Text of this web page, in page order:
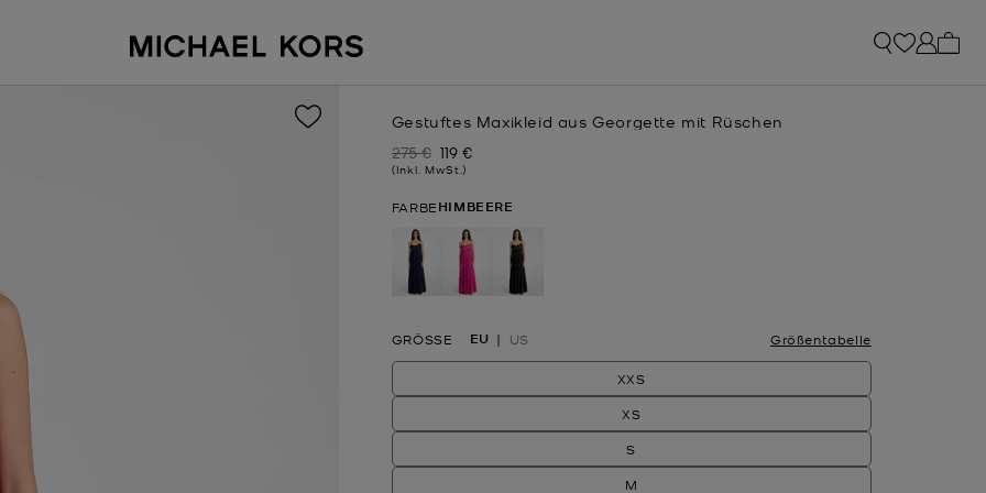
Gestuftes Maxikleid aus Georgette mit Rüschen
Zuvor
275 € Jetzt
119 €
(Inkl. MwSt.)
FARBEHIMBEERE
GRÖSSE EU US Größentabelle
XXS
XS
S
M